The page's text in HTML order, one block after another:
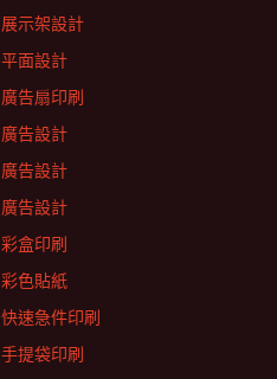
展示架設計
平面設計
廣告扇印刷
廣告設計
廣告設計
廣告設計
彩盒印刷
彩色貼紙
快速急件印刷
手提袋印刷